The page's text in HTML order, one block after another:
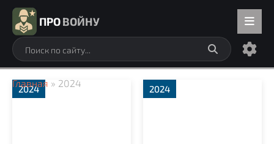
ПРОВОЙНУ
Главная » 2024
2024 2024